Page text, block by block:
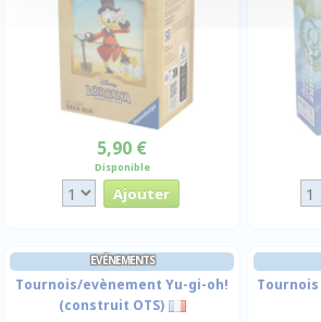
5,90 €
Disponible
EVÉNEMENTS
Tournois/evènement Yu-gi-oh!
(construit OTS)